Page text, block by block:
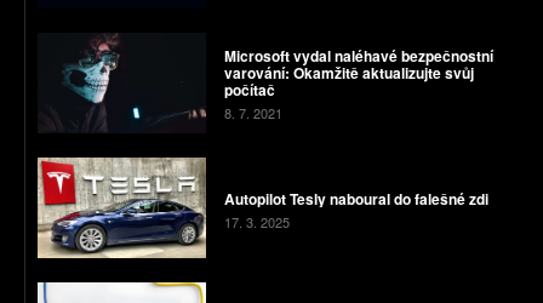
Microsoft vydal naléhavé bezpečnostní
varování: Okamžitě aktualizujte svůj
počítač
8. 7. 2021
Autopilot Tesly naboural do falešné zdi
17. 3. 2025